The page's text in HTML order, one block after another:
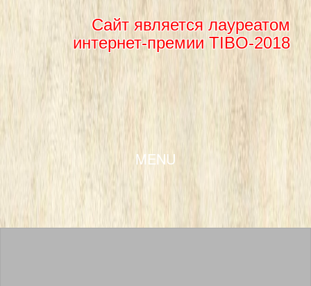
Сайт является лауреатом
интернет-премии TIBO-2018
MENU
SKIP TO CONTENT